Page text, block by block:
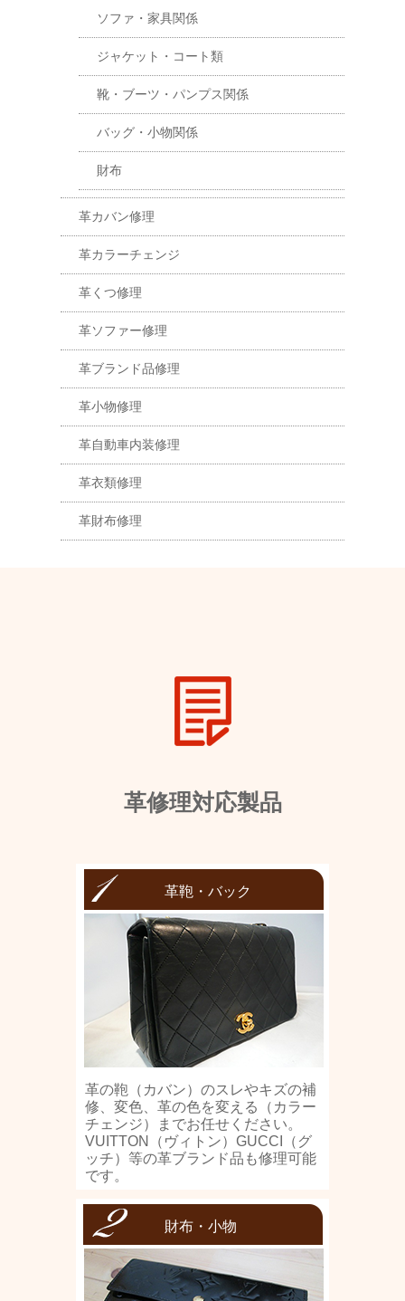
ソファ・家具関係
ジャケット・コート類
靴・ブーツ・パンプス関係
バッグ・小物関係
財布
革カバン修理
革カラーチェンジ
革くつ修理
革ソファー修理
革ブランド品修理
革小物修理
革自動車内装修理
革衣類修理
革財布修理
革修理対応製品
革鞄・バック
革の鞄（カバン）のスレやキズの補
修、変色、革の色を変える（カラー
チェンジ）までお任せください。
VUITTON（ヴィトン）GUCCI（グ
ッチ）等の革ブランド品も修理可能
です。
財布・小物